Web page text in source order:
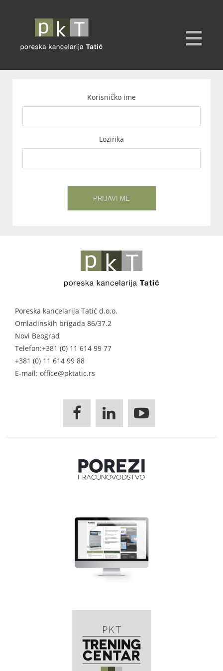
Korisničko ime
Lozinka
Poreska kancelarija Tatić d.o.o.
Omladinskih brigada 86/37.2
Novi Beograd
Telefon:+381 (0) 11 614 99 77
+381 (0) 11 614 99 88
E-mail: office@pktatic.rs
  